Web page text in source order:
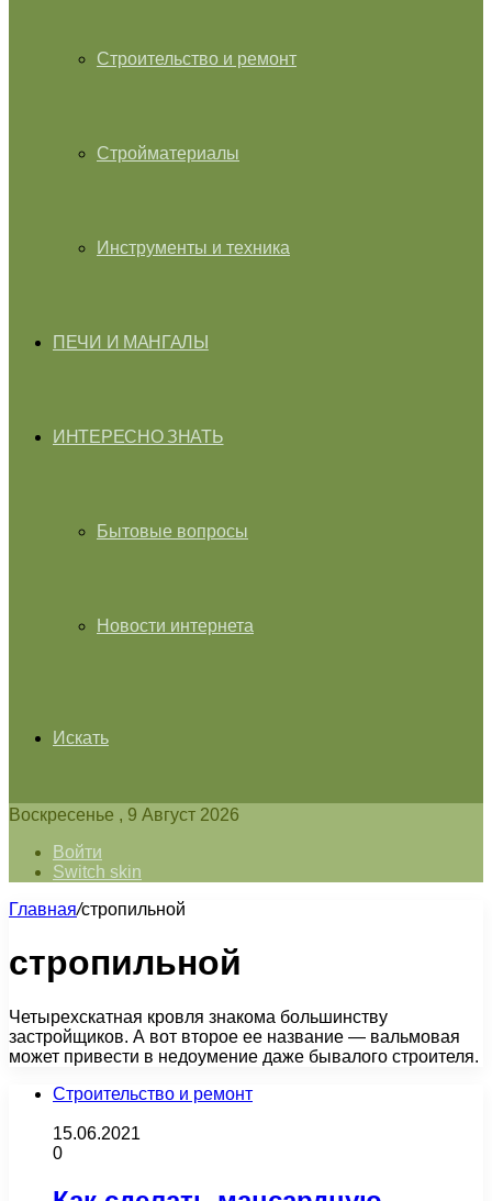
Строительство и ремонт
Стройматериалы
Инструменты и техника
ПЕЧИ И МАНГАЛЫ
ИНТЕРЕСНО ЗНАТЬ
Бытовые вопросы
Новости интернета
Искать
Воскресенье , 9 Август 2026
Войти
Switch skin
Главная/стропильной
стропильной
Четырехскатная кровля знакома большинству
застройщиков. А вот второе ее название — вальмовая
может привести в недоумение даже бывалого строителя.
Строительство и ремонт
15.06.2021
0